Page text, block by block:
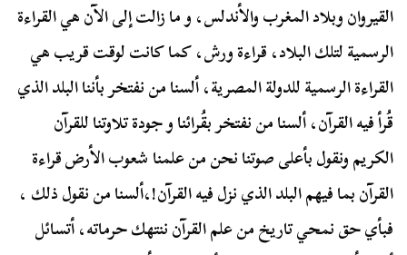
القيروان وبلاد المغرب والأندلس، و ما زالت إلى الآن هي القراءة
الرسمية لتلك البلاد، قراءة ورش، كما كانت لوقت قريب هي
القراءة الرسمية للدولة المصرية، ألسنا من نفتخر بأننا البلد الذي
قُرأ فيه القرآن، ألسنا من نفتخر بقُرائنا و جودة تلاوتنا للقرآن
الكريم ونقول بأعلى صوتنا نحن من علمنا شعوب الأرض قراءة
القرآن بما فيهم البلد الذي نزل فيه القرآن!،ألسنا من نقول ذلك ،
فبأي حق نمحي تاريخ من علم القرآن ننتهك حرماته، أتسائل